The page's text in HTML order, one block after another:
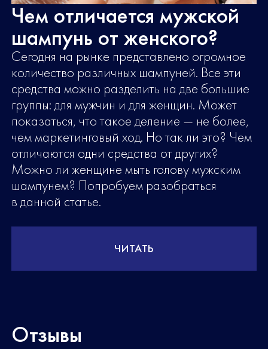
Чем отличается мужской
шампунь от женского?
Сегодня на рынке представлено огромное
количество различных шампуней. Все эти
средства можно разделить на две большие
группы: для мужчин и для женщин. Может
показаться, что такое деление — не более,
чем маркетинговый ход. Но так ли это? Чем
отличаются одни средства от других?
Можно ли женщине мыть голову мужским
шампунем? Попробуем разобраться
в данной статье.
ЧИТАТЬ
Отзывы